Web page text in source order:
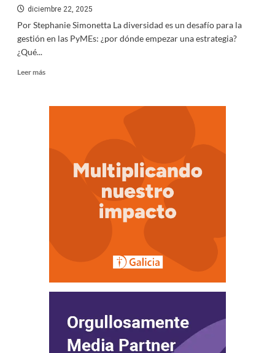
diciembre 22, 2025
Por Stephanie Simonetta La diversidad es un desafío para la
gestión en las PyMEs: ¿por dónde empezar una estrategia?
¿Qué...
Leer más